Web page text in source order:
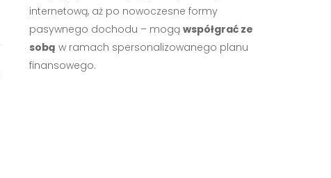
internetową, aż po nowoczesne formy
pasywnego dochodu – mogą współgrać ze
sobą w ramach spersonalizowanego planu
finansowego.